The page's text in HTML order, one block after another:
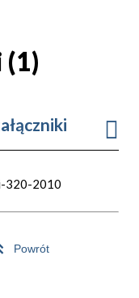
(1)
320-2010
Powrót